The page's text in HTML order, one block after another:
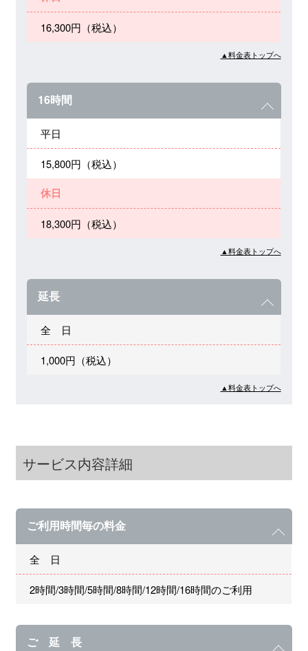
16,300円（税込）
▲料金表トップへ
16時間
平日
15,800円（税込）
休日
18,300円（税込）
▲料金表トップへ
延長
全 日
1,000円（税込）
▲料金表トップへ
サービス内容詳細
ご利用時間毎の料金
全 日
2時間/3時間/5時間/8時間/12時間/16時間のご利用
ご 延 長